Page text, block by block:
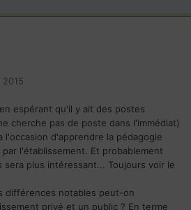
2015
espérant qu'il y ait des postes
cherche pas de poste dans l'immédiat)
l'occasion d'apprendre la pédagogie
l'établissement. Et probablement
plus intéressant... Toujours voir le
différences notables peut-on
privé et un public ? En terme